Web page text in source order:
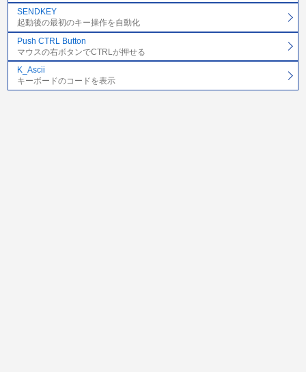
SENDKEY
起動後の最初のキー操作を自動化
Push CTRL Button
マウスの右ボタンでCTRLが押せる
K_Ascii
キーボードのコードを表示